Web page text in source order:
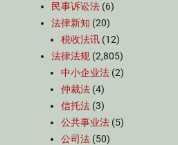
民事诉讼法 (6)
法律新知 (20)
税收法讯 (12)
法律法规 (2,805)
中小企业法 (2)
仲裁法 (4)
信托法 (3)
公共事业法 (5)
公司法 (50)